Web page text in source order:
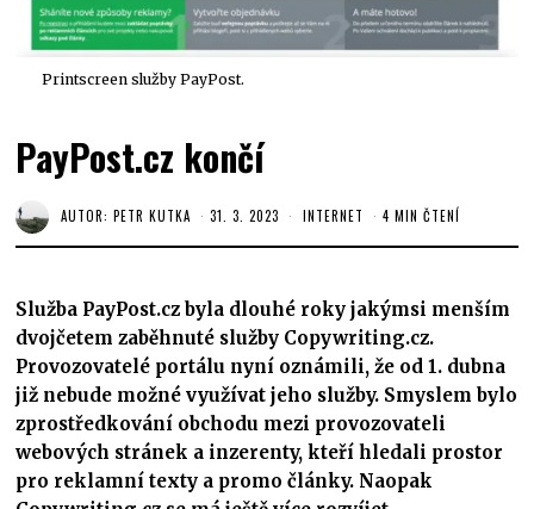
Printscreen služby PayPost.
PayPost.cz končí
AUTOR:PETR KUTKA 31. 3. 2023 INTERNET 4 MIN ČTENÍ
Služba PayPost.cz byla dlouhé roky jakýmsi menším
dvojčetem zaběhnuté služby Copywriting.cz.
Provozovatelé portálu nyní oznámili, že od 1. dubna
již nebude možné využívat jeho služby. Smyslem bylo
zprostředkování obchodu mezi provozovateli
webových stránek a inzerenty, kteří hledali prostor
pro reklamní texty a promo články. Naopak